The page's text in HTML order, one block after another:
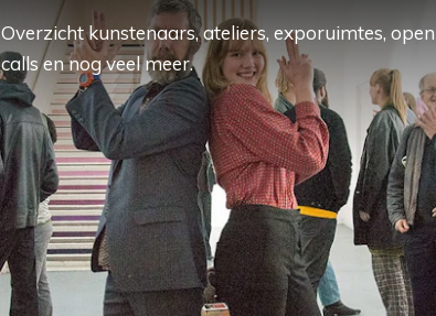
Overzicht kunstenaars, ateliers, exporuimtes, open
calls en nog veel meer.